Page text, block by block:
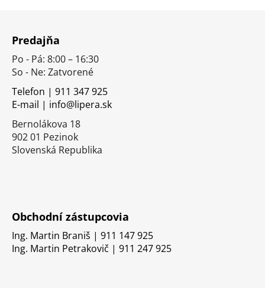
Predajňa
Po - Pá: 8:00 – 16:30
So - Ne: Zatvorené
Telefon | 911 347 925
E-mail | info@lipera.sk
Bernolákova 18
902 01 Pezinok
Slovenská Republika
Obchodní zástupcovia
Ing. Martin Braniš | 911 147 925
Ing. Martin Petrakovič | 911 247 925